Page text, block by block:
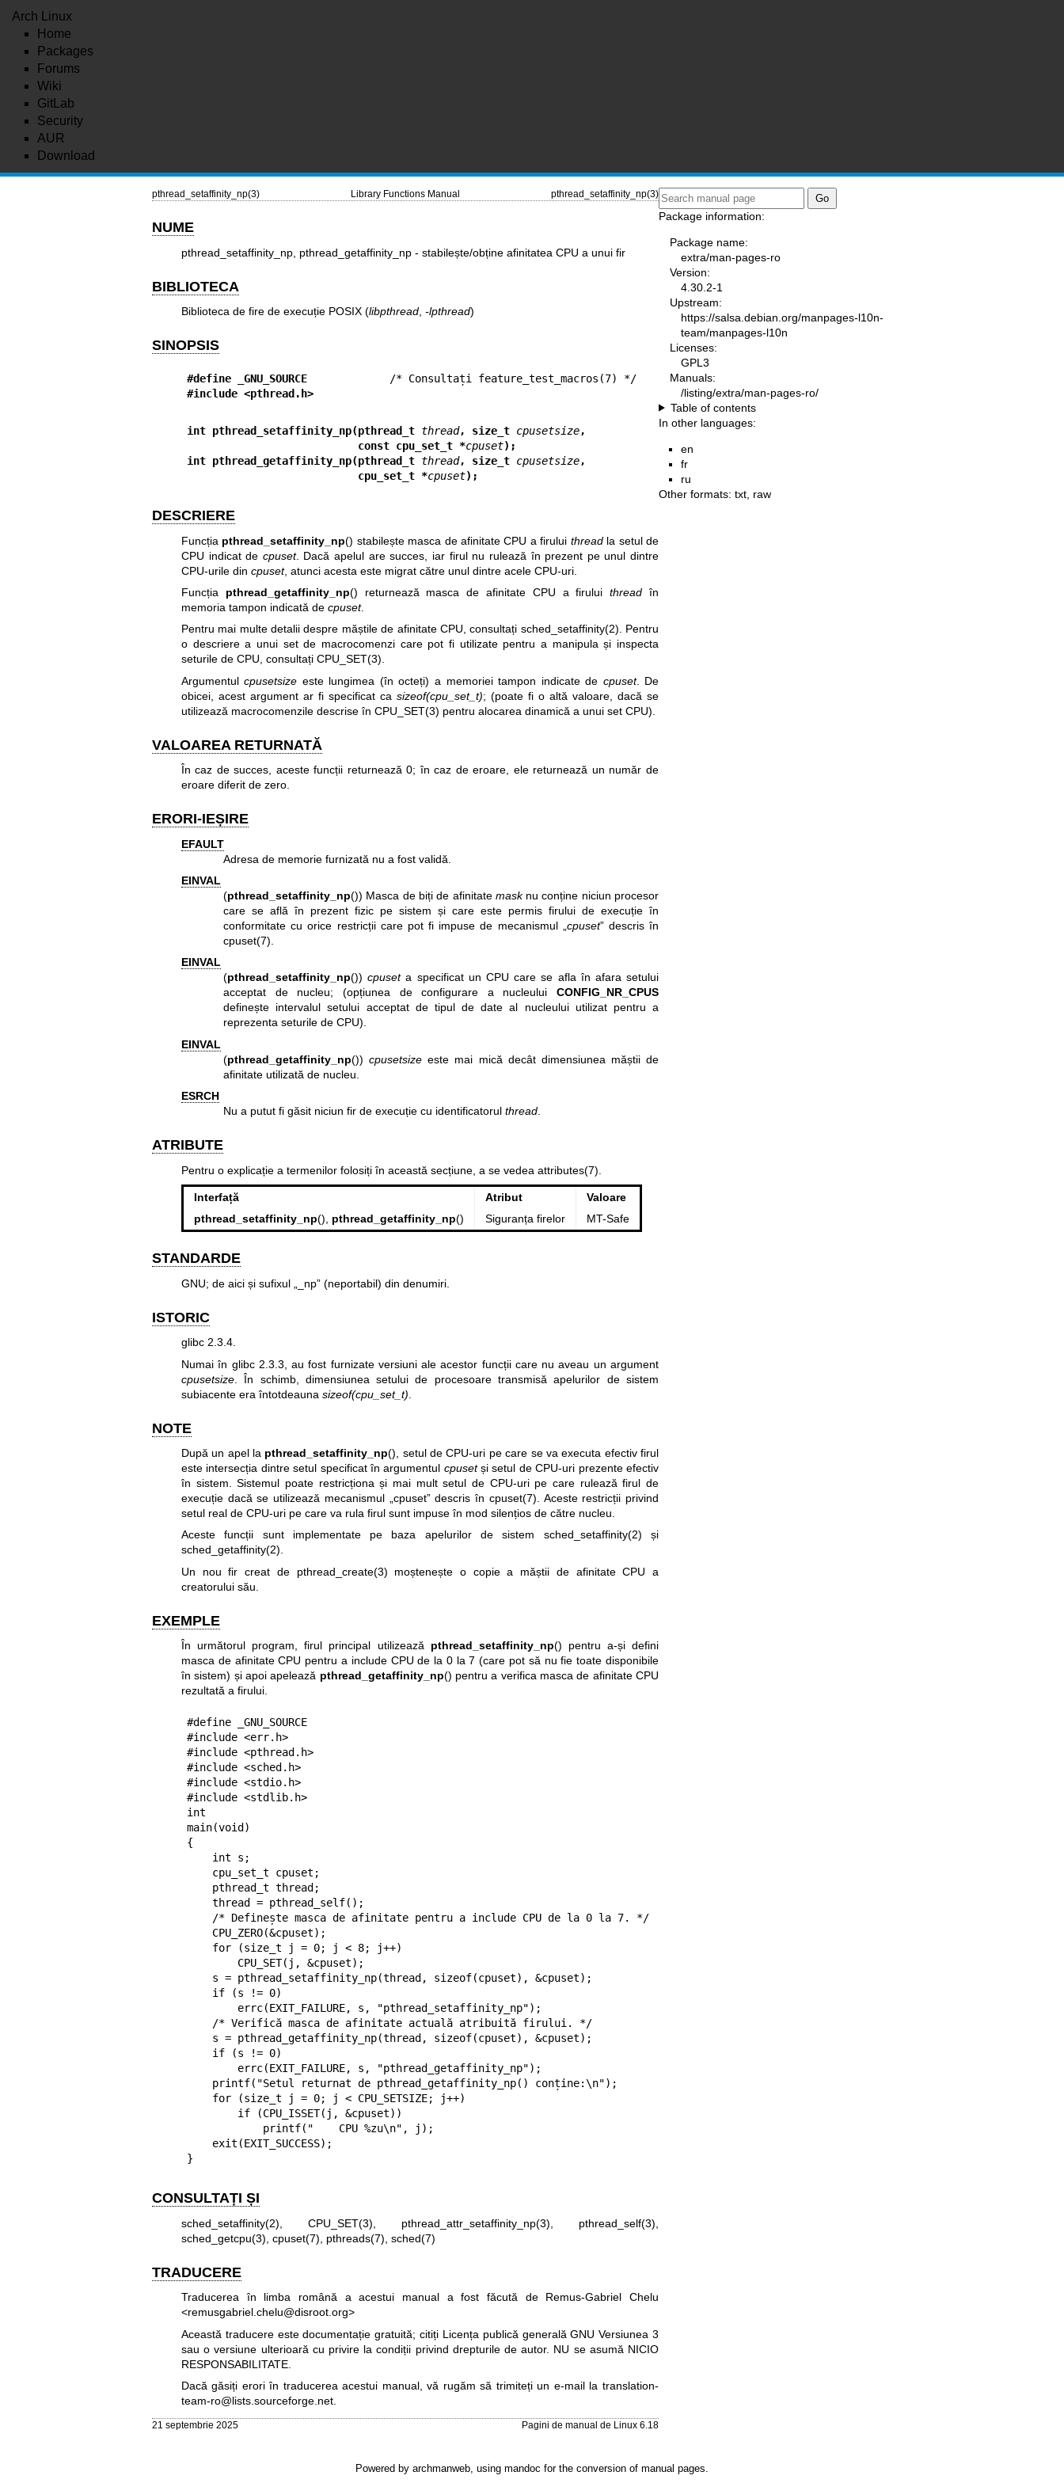
Arch Linux
Home
Packages
Forums
Wiki
GitLab
Security
AUR
Download
pthread_setaffinity_np(3) Library Functions Manual pthread_setaffinity_np(3)
NUME
pthread_setaffinity_np, pthread_getaffinity_np - stabilește/obține afinitatea CPU a unui fir
BIBLIOTECA
Biblioteca de fire de execuție POSIX (libpthread, -lpthread)
SINOPSIS
#define _GNU_SOURCE
             /* Consultați feature_test_macros(7) */
#include <pthread.h>
int pthread_setaffinity_np(pthread_t thread, size_t cpusetsize,
                           const cpu_set_t *
cpuset);
int pthread_getaffinity_np(pthread_t thread, size_t cpusetsize,
                           cpu_set_t *
cpuset);
DESCRIERE
Funcția pthread_setaffinity_np() stabilește masca de afinitate CPU a firului threadla setul de
CPU indicat de cpuset. Dacă apelul are succes, iar firul nu rulează în prezent pe unul dintre
CPU-urile din cpuset, atunci acesta este migrat către unul dintre acele CPU-uri.
Funcția pthread_getaffinity_np() returnează masca de afinitate CPU a firuluithread în
memoria tampon indicată de cpuset.
Pentru mai multe detalii despre măștile de afinitate CPU, consultați sched_setaffinity(2). Pentru
o descriere a unui set de macrocomenzi care pot fi utilizate pentru a manipula și inspecta
seturile de CPU, consultați CPU_SET(3).
Argumentulcpusetsize este lungimea (în octeți) a memoriei tampon indicate de cpuset. De
obicei, acest argument ar fi specificat ca sizeof(cpu_set_t); (poate fi o altă valoare, dacă se
utilizează macrocomenzile descrise în CPU_SET(3) pentru alocarea dinamică a unui set CPU).
VALOAREA RETURNATĂ
În caz de succes, aceste funcții returnează 0; în caz de eroare, ele returnează un număr de
eroare diferit de zero.
ERORI-IEȘIRE
EFAULT
Adresa de memorie furnizată nu a fost validă.
EINVAL
(pthread_setaffinity_np()) Masca de biți de afinitate masknu conține niciun procesor
care se află în prezent fizic pe sistem și care este permis firului de execuție în
conformitate cu orice restricții care pot fi impuse de mecanismul „ cpuset” descris în
cpuset(7)
EINVAL
(pthread_setaffinity_np())cpuseta specificat un CPU care se afla în afara setului
acceptat de nucleu; (opțiunea de configurare a nucleului CONFIG_NR_CPUS
definește intervalul setului acceptat de tipul de date al nucleului utilizat pentru a
reprezenta seturile de CPU).
EINVAL
(pthread_getaffinity_np())cpusetsize este mai mică decât dimensiunea măștii de
afinitate utilizată de nucleu.
ESRCH
Nu a putut fi găsit niciun fir de execuție cu identificatorulthread.
ATRIBUTE
Pentru o explicație a termenilor folosiți în această secțiune, a se vedea attributes(7)
Interfață Atribut
Valoare
pthread_setaffinity_np(), pthread_getaffinity_np() Siguranța firelor MT-Safe
STANDARDE
GNU; de aici și sufixul „_np” (neportabil) din denumiri.
ISTORIC
glibc 2.3.4.
Numai în glibc 2.3.3, au fost furnizate versiuni ale acestor funcții care nu aveau un argument
cpusetsize. În schimb, dimensiunea setului de procesoare transmisă apelurilor de sistem
subiacente era întotdeauna sizeof(cpu_set_t)
NOTE
După un apel la pthread_setaffinity_np(), setul de CPU-uri pe care se va executa efectiv firul
este intersecția dintre setul specificat în argumentul cpusetși setul de CPU-uri prezente efectiv
în sistem. Sistemul poate restricționa și mai mult setul de CPU-uri pe care rulează firul de
execuție dacă se utilizează mecanismul „cpuset” descris în cpuset(7) . Aceste restricții privind
setul real de CPU-uri pe care va rula firul sunt impuse în mod silențios de către nucleu.
Aceste funcții sunt implementate pe baza apelurilor de sistem sched_setaffinity(2) și
sched_getaffinity(2).
Un nou fir creat de pthread_create(3) moștenește o copie a măștii de afinitate CPU a
creatorului său.
EXEMPLE
În următorul program, firul principal utilizează pthread_setaffinity_np() pentru a-și defini
masca de afinitate CPU pentru a include CPU de la 0 la 7 (care pot să nu fie toate disponibile
în sistem) și apoi apelează pthread_getaffinity_np() pentru a verifica masca de afinitate CPU
rezultată a firului.
#define _GNU_SOURCE
#include <err.h>
#include <pthread.h>
#include <sched.h>
#include <stdio.h>
#include <stdlib.h>
int
main(void)
{
}
CONSULTAȚI ȘI
sched_setaffinity(2) CPU_SET(3) pthread_attr_setaffinity_np(3) pthread_self(3)
sched_getcpu(3) cpuset(7) pthreads(7) sched(7)
TRADUCERE
Traducerea în limba română a acestui manual a fost făcută de Remus-Gabriel Chelu
<remusgabriel.chelu@disroot.org>
Această traducere este documentație gratuită; citiți Licența publică generală GNU Versiunea 3
sau o versiune ulterioară cu privire la condiții privind drepturile de autor. NU se asumă NICIO
RESPONSABILITATE.
Dacă găsiți erori în traducerea acestui manual, vă rugăm să trimiteți un e-mail la translation-
team-ro@lists.sourceforge.net.
21 septembrie 2025 Pagini de manual de Linux 6.18
Package information:
Package name:
extra/man-pages-ro
Version:
4.30.2-1
Upstream:
https://salsa.debian.org/manpages-l10n-
team/manpages-l10n
Licenses:
GPL3
Manuals:
/listing/extra/man-pages-ro/
Table of contents
In other languages:
en
fr
ru
Other formats: txt raw
Powered by archmanweb , using mandoc for the conversion of manual pages.